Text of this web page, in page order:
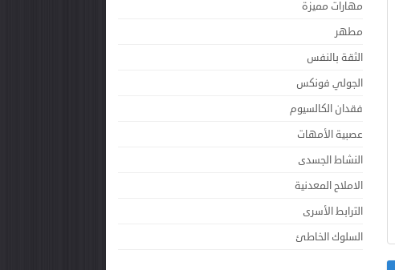
مهارات مميزة
مطهر
الثقة بالنفس
الجولي فونكس
فقدان الكالسيوم
عصبية الأمهات
النشاط الجسدى
الاملاح المعدنية
الترابط الأسرى
السلوك الخاطئ